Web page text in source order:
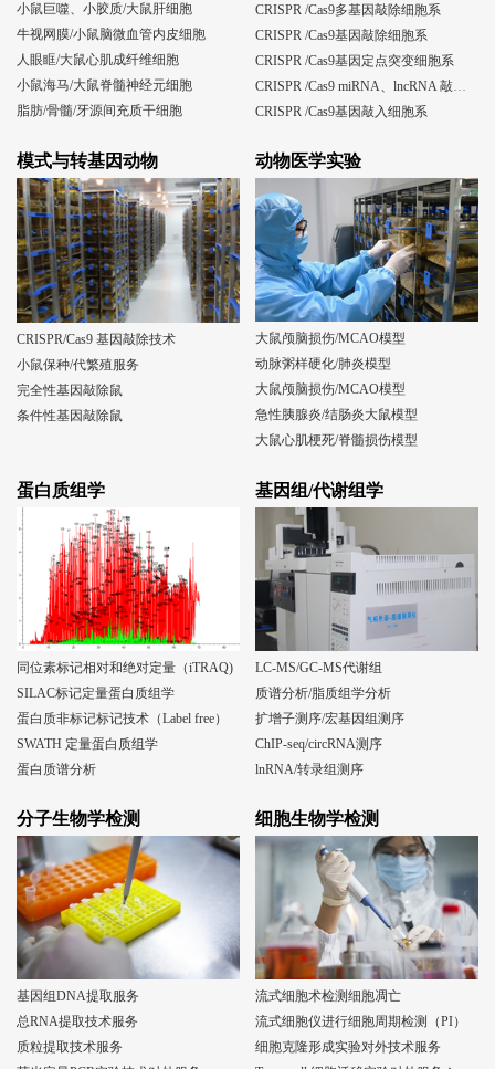
小鼠巨噬、小胶质/大鼠肝细胞
牛视网膜/小鼠脑微血管内皮细胞
人眼眶/大鼠心肌成纤维细胞
小鼠海马/大鼠脊髓神经元细胞
脂肪/骨髓/牙源间充质干细胞
CRISPR /Cas9多基因敲除细胞系
CRISPR /Cas9基因敲除细胞系
CRISPR /Cas9基因定点突变细胞系
CRISPR /Cas9基因敲入细胞系
模式与转基因动物
CRISPR/Cas9 基因敲除技术
小鼠保种/代繁殖服务
完全性基因敲除鼠
条件性基因敲除鼠
动物医学实验
大鼠颅脑损伤/MCAO模型
动脉粥样硬化/肺炎模型
大鼠颅脑损伤/MCAO模型
急性胰腺炎/结肠炎大鼠模型
大鼠心肌梗死/脊髓损伤模型
蛋白质组学
同位素标记相对和绝对定量（iTRAQ)
SILAC标记定量蛋白质组学
蛋白质非标记标记技术（Label free）
SWATH 定量蛋白质组学
蛋白质谱分析
基因组/代谢组学
LC-MS/GC-MS代谢组
质谱分析/脂质组学分析
扩增子测序/宏基因组测序
ChIP-seq/circRNA测序
lnRNA/转录组测序
分子生物学检测
基因组DNA提取服务
总RNA提取技术服务
质粒提取技术服务
细胞生物学检测
流式细胞术检测细胞凋亡
流式细胞仪进行细胞周期检测（PI）
细胞克隆形成实验对外技术服务